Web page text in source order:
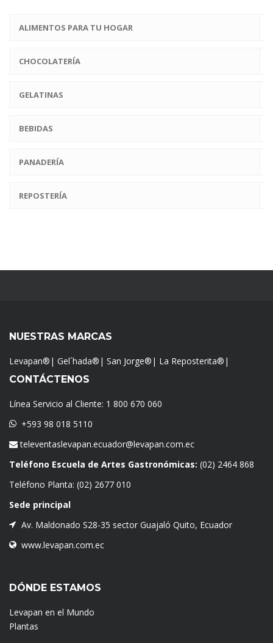
ALIMENTOS PARA TU HOGAR
CHOCOLATERÍA
GELATINAS
BEBIDAS
PANADERÍA
REPOSTERÍA
NUESTRAS MARCAS
Levapan® | Gel´hada® | San Jorge® | La Reposterita® |
CONTÁCTENOS
Línea Servicio al Cliente: 1 800 670 060
+593 98 018 5110
televentaslevapan.ecuador@levapan.com.ec
Teléfono Escuela de Artes Gastronómicas: (02) 2464 868
Teléfono Planta: (02) 2677 010
Sede principal
Av. Maldonado S28-35 sector Guajaló Quito, Ecuador
www.levapan.com.ec
DÓNDE ESTAMOS
Levapan en el Mundo
Plantas